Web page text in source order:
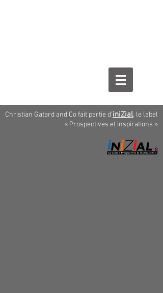
Christian Gatard and Co fait partie d'iniZial, le label
« Prospectives et inspirations »